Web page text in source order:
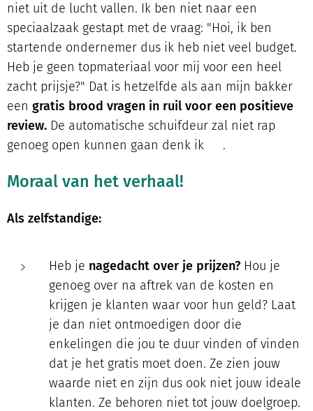
niet uit de lucht vallen. Ik ben niet naar een
speciaalzaak gestapt met de vraag: "Hoi, ik ben
startende ondernemer dus ik heb niet veel budget.
Heb je geen topmateriaal voor mij voor een heel
zacht prijsje?" Dat is hetzelfde als aan mijn bakker
een gratis brood vragen in ruil voor een positieve
review. De automatische schuifdeur zal niet rap
genoeg open kunnen gaan denk ik 😅.
Moraal van het verhaal!
Als zelfstandige:
Heb je nagedacht over je prijzen? Hou je
genoeg over na aftrek van de kosten en
krijgen je klanten waar voor hun geld? Laat
je dan niet ontmoedigen door die
enkelingen die jou te duur vinden of vinden
dat je het gratis moet doen. Ze zien jouw
waarde niet en zijn dus ook niet jouw ideale
klanten. Ze behoren niet tot jouw doelgroep.